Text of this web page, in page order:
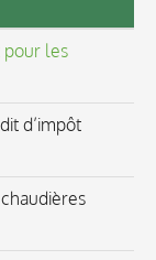
pour les
d’impôt